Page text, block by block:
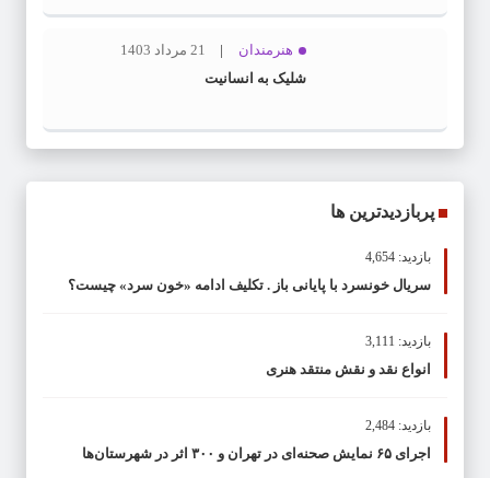
هنرمندان
21 مرداد 1403
شلیک به انسانیت
پربازدیدترین ها
بازدید: 4,654
سریال خونسرد با پایانی باز . تکلیف ادامه «خون سرد» چیست؟
بازدید: 3,111
انواع نقد و نقش منتقد هنری
بازدید: 2,484
اجرای ۶۵ نمایش صحنه‌ای در تهران و ۳۰۰ اثر در شهرستان‌ها